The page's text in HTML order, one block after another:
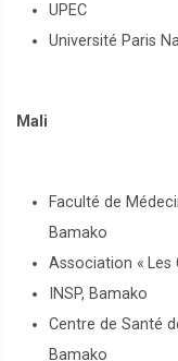
UPEC
Université Paris
Mali
Faculté de
Bamako
Association «
INSP, Bamako
Centre de Santé
Bamako